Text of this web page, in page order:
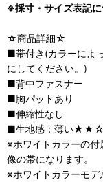
※採寸・サイズ表記
☆商品詳細☆
■帯付き(カラーによ
にしてください。)
■背中ファスナー
■胸パットあり
■伸縮性なし
■生地感：薄い
※ホワイトカラーの付
像の帯になります。
※ホワイトカラーモデ